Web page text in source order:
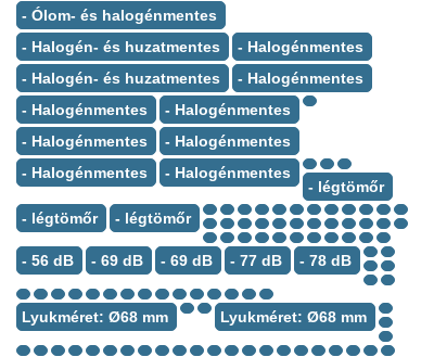
- Ólom- és halogénmentes
- Halogén- és huzatmentes
- Halogénmentes
- Halogén- és huzatmentes
- Halogénmentes
- Halogénmentes
- Halogénmentes
- Halogénmentes
- Halogénmentes
- Halogénmentes
- Halogénmentes
- légtömőr
- légtömőr
- légtömőr
- 56 dB - 69 dB - 69 dB - 77 dB - 78 dB
Lyukméret: Ø68 mm Lyukméret: Ø68 mm